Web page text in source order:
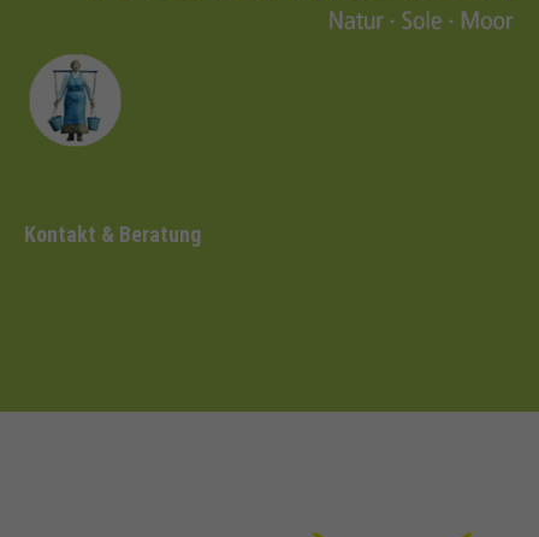
Kontakt & Beratung